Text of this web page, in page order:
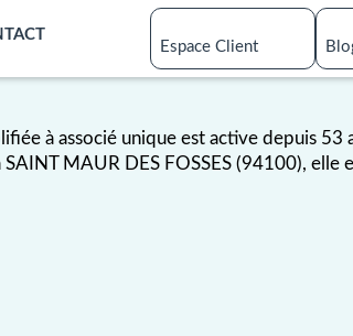
Espace Client
à associé unique est active depuis 53
MAUR DES FOSSES (94100), elle